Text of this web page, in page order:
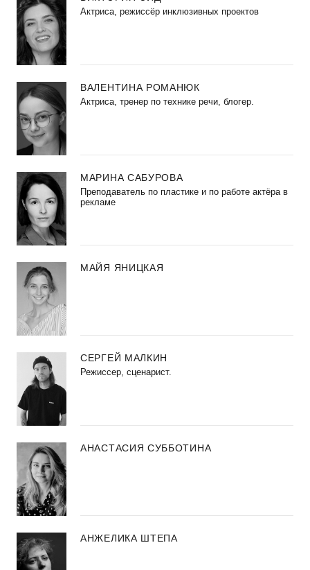
Актриса, режиссёр инклюзивных проектов
ВАЛЕНТИНА РОМАНЮК
Актриса, тренер по технике речи, блогер.
МАРИНА САБУРОВА
Преподаватель по пластике и по работе актёра в
рекламе
МАЙЯ ЯНИЦКАЯ
СЕРГЕЙ МАЛКИН
Режиссер, сценарист.
АНАСТАСИЯ СУББОТИНА
АНЖЕЛИКА ШТЕПА